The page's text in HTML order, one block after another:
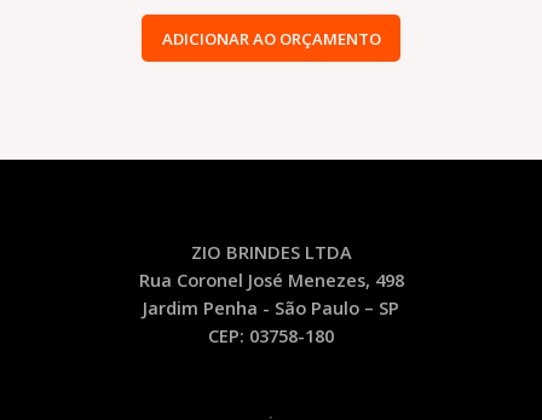
ADICIONAR AO ORÇAMENTO
ZIO BRINDES LTDA
Rua Coronel José Menezes, 498
Jardim Penha - São Paulo – SP
CEP: 03758-180
.